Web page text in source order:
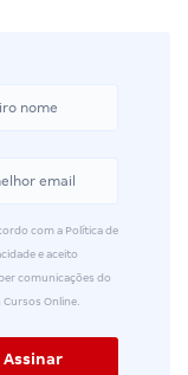
com a Política de
e aceito
comunicações do
Cursos Online.